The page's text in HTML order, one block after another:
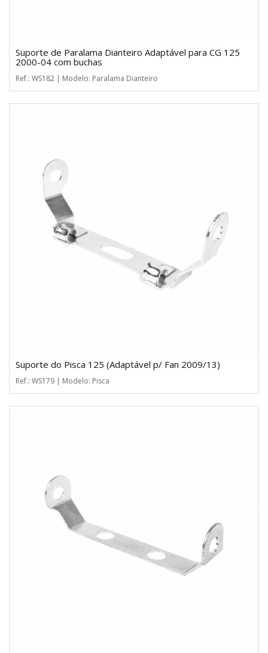
Suporte de Paralama Dianteiro Adaptável para CG 125
2000-04 com buchas
Ref.: WS182 | Modelo: Paralama Dianteiro
Suporte do Pisca 125 (Adaptável p/ Fan 2009/13)
Ref.: WS179 | Modelo: Pisca